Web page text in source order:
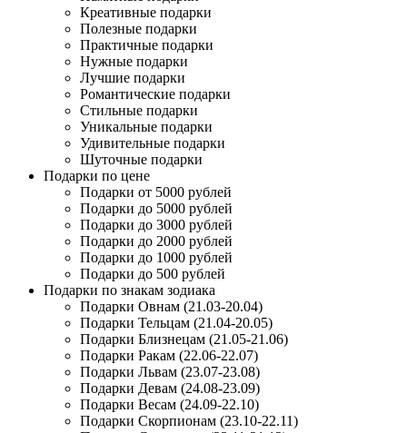
Креативные подарки
Полезные подарки
Практичные подарки
Нужные подарки
Лучшие подарки
Романтические подарки
Стильные подарки
Уникальные подарки
Удивительные подарки
Шуточные подарки
Подарки по цене
Подарки от 5000 рублей
Подарки до 5000 рублей
Подарки до 3000 рублей
Подарки до 2000 рублей
Подарки до 1000 рублей
Подарки до 500 рублей
Подарки по знакам зодиака
Подарки Овнам (21.03-20.04)
Подарки Тельцам (21.04-20.05)
Подарки Близнецам (21.05-21.06)
Подарки Ракам (22.06-22.07)
Подарки Львам (23.07-23.08)
Подарки Девам (24.08-23.09)
Подарки Весам (24.09-22.10)
Подарки Скорпионам (23.10-22.11)